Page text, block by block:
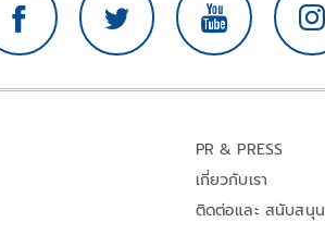
PR & PRESS
เกี่ยวกับเรา
ติดต่อและ สนับสนุน